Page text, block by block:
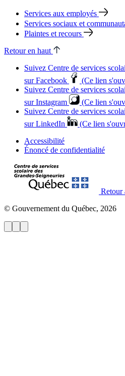
Services aux employés
Services sociaux et
Plaintes et recours
Retour en haut
Suivez Centre de services
sur Facebook
(Ce lien
Suivez Centre de services
sur Instagram
(Ce lien
Suivez Centre de services
sur LinkedIn
(Ce lien
Accessibilité
Énoncé de confidentialité
Retour
© Gouvernement du Québec, 2026